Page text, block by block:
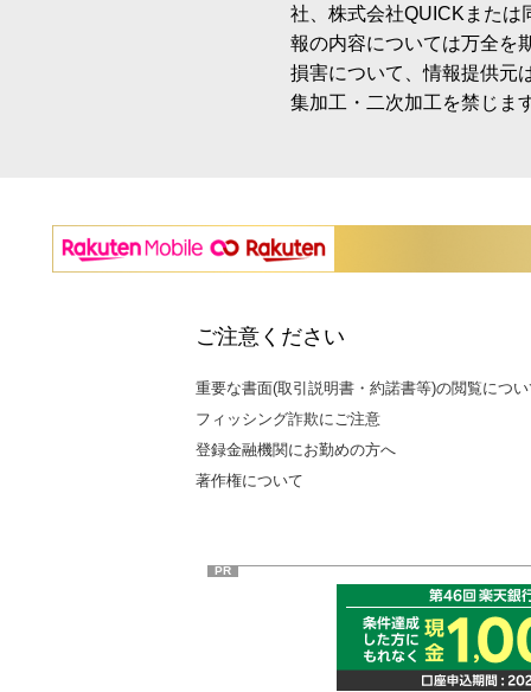
社、株式会社QUICKまたは
報の内容については万全を
損害について、情報提供元
集加工・二次加工を禁じま
ご注意ください
重要な書面(取引説明書・約諾書等)の閲覧につ
フィッシング詐欺にご注意
登録金融機関にお勤めの方へ
著作権について
PR